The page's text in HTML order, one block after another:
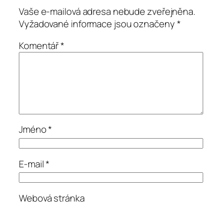
Vaše e-mailová adresa nebude zveřejněna.
Vyžadované informace jsou označeny*
Komentář*
Jméno*
E-mail*
Webová stránka